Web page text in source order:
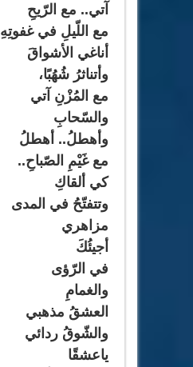
آتي.. مع الرّيحِ
مع اللّيلِ في غفوتِهِ
أناغي الأشواقَ
وأتناثرُ شُهُبًا،
مع المُزْنِ آتي
والسّحابِ
وأهطلُ.. أهطلُ
مع غَيْمِ الصّباحِ..
كي ألقاكِ
وتتفتّحُ في المدى
مزاهري
أجيئُكَ
في الرّؤى
والغمامِ
العشقُ مذهبي
والشّوقُ ردائي
ياعشقًا